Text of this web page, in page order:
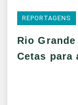
REPORTAGENS
Rio
Cetas para